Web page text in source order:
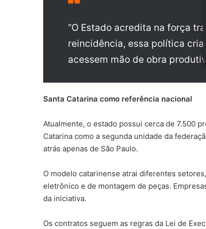
“O Estado acredita na força
reincidência, essa política
acessem mão de obra
Santa Catarina como referência nacional
Atualmente, o estado possui cerca de 7.500
Catarina como a segunda unidade da
atrás apenas de São Paulo.
O modelo catarinense atrai diferentes
eletrônico e de montagem de peças.
da iniciativa.
Os contratos seguem as regras da Lei de